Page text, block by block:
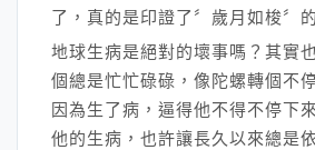
了，真的是印證了〞歲月如梭〞
地球生病是絕對的壞事嗎？其實
個總是忙忙碌碌，像陀螺轉個不
因為生了病，逼得他不得不停下
他的生病，也許讓長久以來總是